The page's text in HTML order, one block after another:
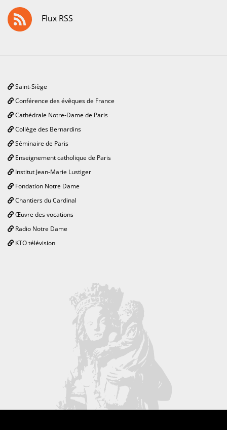
Flux RSS
Saint-Siège
Conférence des évêques de France
Cathédrale Notre-Dame de Paris
Collège des Bernardins
Séminaire de Paris
Enseignement catholique de Paris
Institut Jean-Marie Lustiger
Fondation Notre Dame
Chantiers du Cardinal
Œuvre des vocations
Radio Notre Dame
KTO télévision